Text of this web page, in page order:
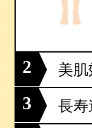
2 美肌
3 長寿